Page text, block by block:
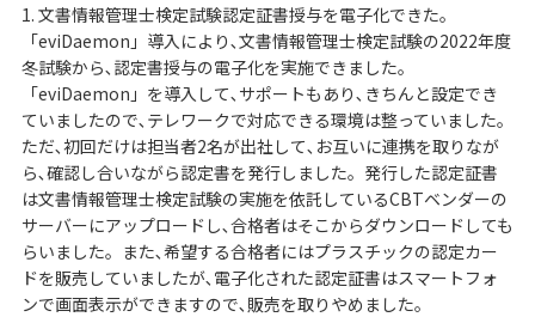
1. 文書情報管理士検定試験認定証書授与を電子化できた。
「eviDaemon」導入により､文書情報管理士検定試験の2022年度
冬試験から､認定書授与の電子化を実施できました。
「eviDaemon」を導入して､サポートもあり､きちんと設定でき
ていましたので､テレワークで対応できる環境は整っていました。
ただ､初回だけは担当者2名が出社して､お互いに連携を取りなが
ら､確認し合いながら認定書を発行しました。発行した認定証書
は文書情報管理士検定試験の実施を依託しているCBTベンダーの
サーバーにアップロードし､合格者はそこからダウンロードしても
らいました。また､希望する合格者にはプラスチックの認定カー
ドを販売していましたが､電子化された認定証書はスマートフォ
ンで画面表示ができますので､販売を取りやめました。